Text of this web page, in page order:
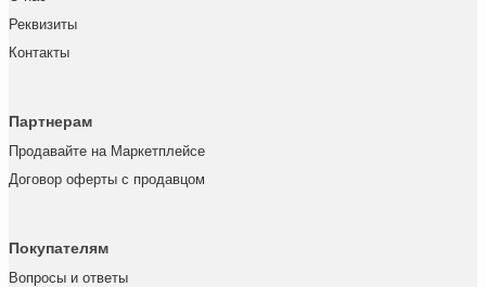
Реквизиты
Контакты
Партнерам
Продавайте на Маркетплейсе
Договор оферты с продавцом
Покупателям
Вопросы и ответы